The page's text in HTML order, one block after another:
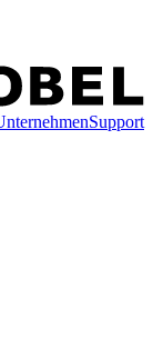
Support